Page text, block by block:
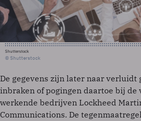
Shutterstock
© Shutterstock
De gegevens zijn later naar verluidt
inbraken of pogingen daartoe bij de
werkende bedrijven Lockheed
Communications. De